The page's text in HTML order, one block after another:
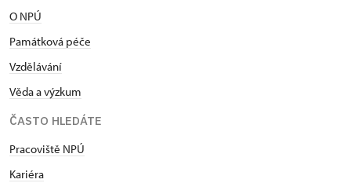
O NPÚ
Památková péče
Vzdělávání
Věda a výzkum
ČASTO HLEDÁTE
Pracoviště NPÚ
Kariéra